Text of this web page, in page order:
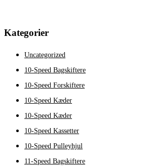
Kategorier
Uncategorized
10-Speed Bagskiftere
10-Speed Forskiftere
10-Speed Kæder
10-Speed Kæder
10-Speed Kassetter
10-Speed Pulleyhjul
11-Speed Bagskiftere